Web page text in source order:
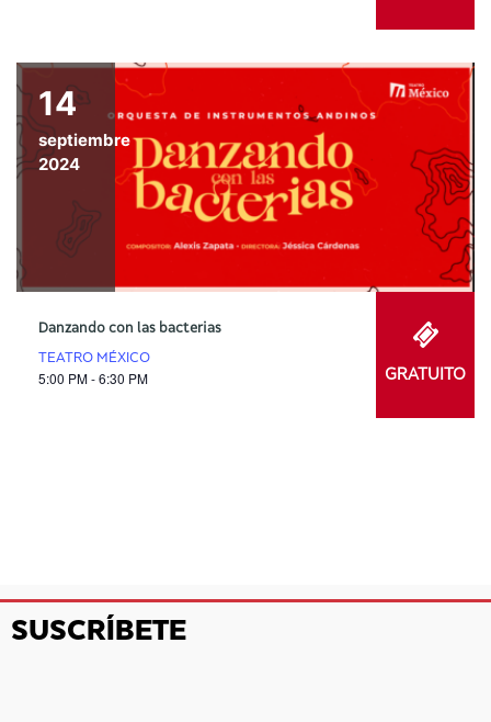
14
septiembre
2024
Danzando con las bacterias
TEATRO MÉXICO
5:00 PM - 6:30 PM GRATUITO
SUSCRÍBETE